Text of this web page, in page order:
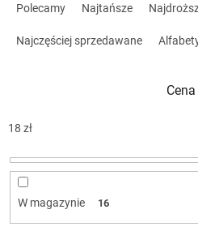
i
p
d
Polecamy Najtańsze
Najczęściej sprzedawane
Cena
18 zł
W magazynie 16